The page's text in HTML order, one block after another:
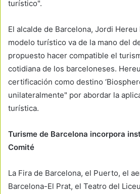
turístico".
El alcalde de Barcelona, Jordi
modelo turístico va de la mano del
propuesto hacer compatible el
cotidiana de los barceloneses.
certificación como destino
unilateralmente" por abordar la
turística.
Turisme de Barcelona incorpora
Comité
La Fira de Barcelona, el Puerto, el
Barcelona-El Prat, el Teatro del